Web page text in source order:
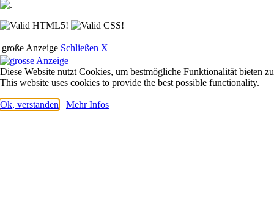
große Anzeige Schließen X
Diese Website nutzt Cookies, um bestmögliche Funktionalität bieten
This website uses cookies to provide the best possible functionality.
Ok, verstanden Mehr Infos